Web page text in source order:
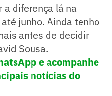
a diferença lá na
junho. Ainda tenho
antes de decidir
Sousa.
e acompanhe
notícias do